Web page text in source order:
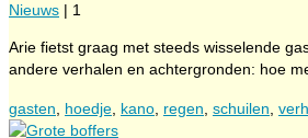
Nieuws | 1
Arie fietst graag met steeds wisselende
andere verhalen en achtergronden: hoe
gasten hoedje kano regen schuilen